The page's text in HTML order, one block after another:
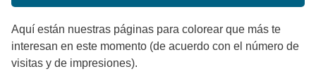
Aquí están nuestras páginas para colorear que más te
interesan en este momento (de acuerdo con el número de
visitas y de impresiones).